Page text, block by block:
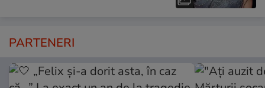
PARTENERI